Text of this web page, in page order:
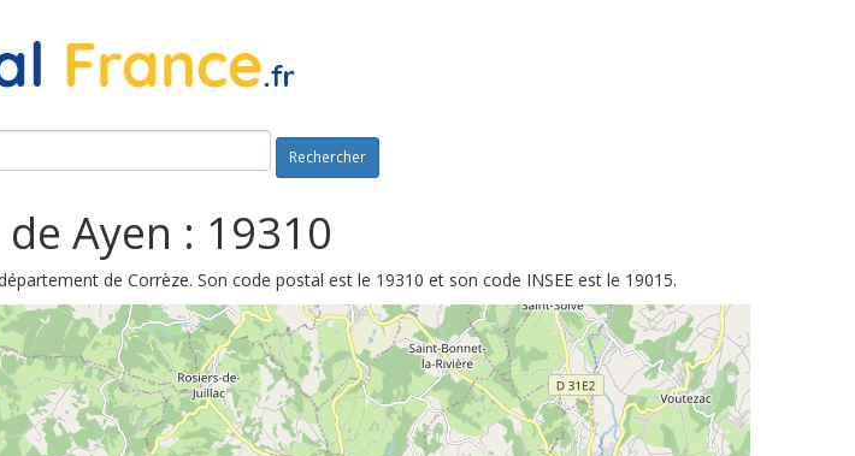
Rechercher
Ayen : 19310
de Corrèze. Son code postal est le 19310 et son code INSEE est le 19015.